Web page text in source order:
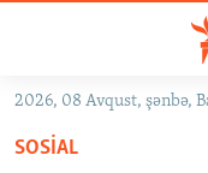
Əsas
qayıt
GÜNDƏM
2026, 08 Avqust, şənbə,
SOSIAL